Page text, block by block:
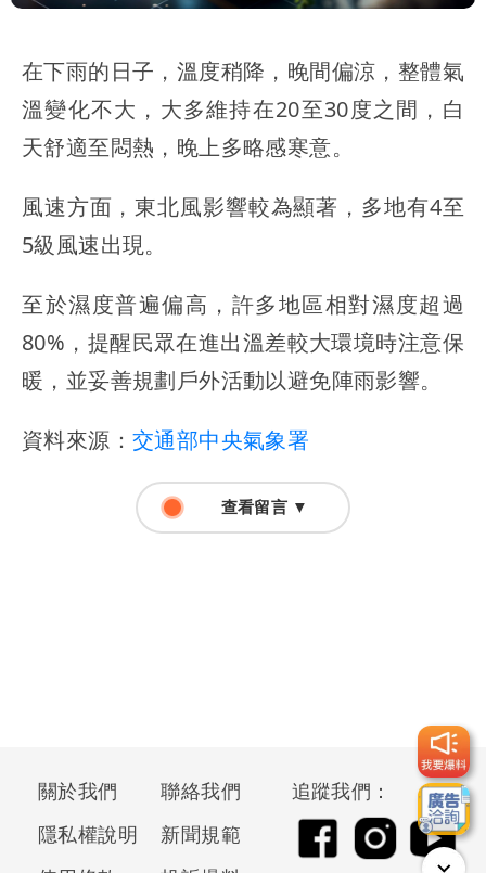
在下雨的日子，溫度稍降，晚間偏涼，整體氣
溫變化不大，大多維持在20至30度之間，白
天舒適至悶熱，晚上多略感寒意。
風速方面，東北風影響較為顯著，多地有4至
5級風速出現。
至於濕度普遍偏高，許多地區相對濕度超過
80%，提醒民眾在進出溫差較大環境時注意保
暖，並妥善規劃戶外活動以避免陣雨影響。
資料來源： 交通部中央氣象署
查看留言 ▼
關於我們
聯絡我們
隱私權說明
新聞規範
追蹤我們：